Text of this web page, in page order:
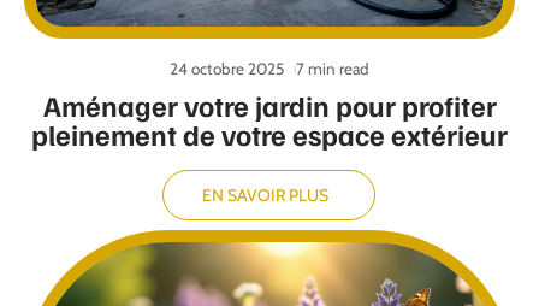
Aménager votre jardin pour profiter
pleinement de votre espace extérieur
24 octobre 2025 7 min read
EN SAVOIR PLUS